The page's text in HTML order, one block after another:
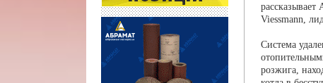
Viessmann,
Система
розжига,